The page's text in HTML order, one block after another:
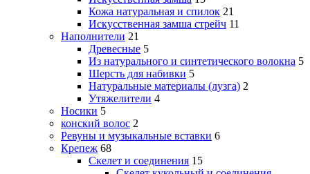
Кожа натуральная и спилок 21
Искусственная замша стрейч 11
Наполнители 21
Древесные 5
Из натурального и синтетического волокна 5
Шерсть для набивки 5
Натуральные материалы (лузга) 2
Утяжелители 4
Носики 5
конский волос 2
Ревуны и музыкальные вставки 6
Крепеж 68
Скелет и соединения 15